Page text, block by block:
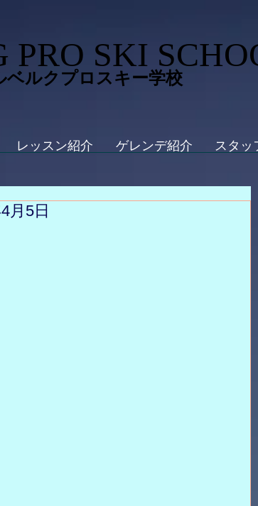
PRO SKI
ルクプロスキー学校
レッスン紹介 ゲレンデ紹介 スタッ
月5日